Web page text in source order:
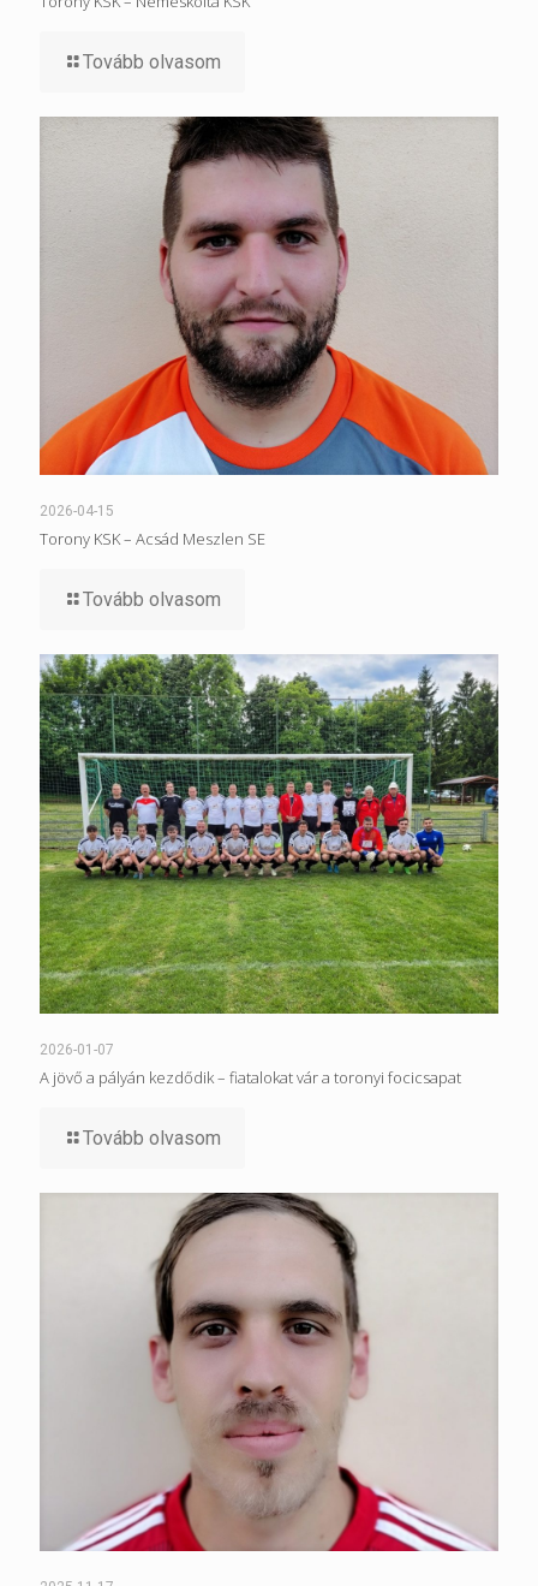
Tovább olvasom
2026-04-15
Torony KSK – Acsád Meszlen SE
Tovább olvasom
2026-01-07
A jövő a pályán kezdődik – fiatalokat vár a toronyi focicsapat
Tovább olvasom